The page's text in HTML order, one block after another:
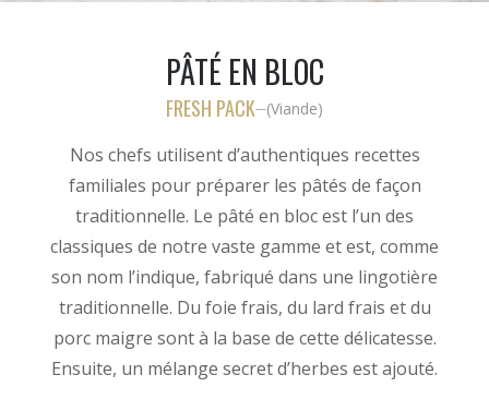
PÂTÉ EN BLOC
FRESH PACK—(Viande)
Nos chefs utilisent d’authentiques recettes
familiales pour préparer les pâtés de façon
traditionnelle. Le pâté en bloc est l’un des
classiques de notre vaste gamme et est, comme
son nom l’indique, fabriqué dans une lingotière
traditionnelle. Du foie frais, du lard frais et du
porc maigre sont à la base de cette délicatesse.
Ensuite, un mélange secret d’herbes est ajouté.